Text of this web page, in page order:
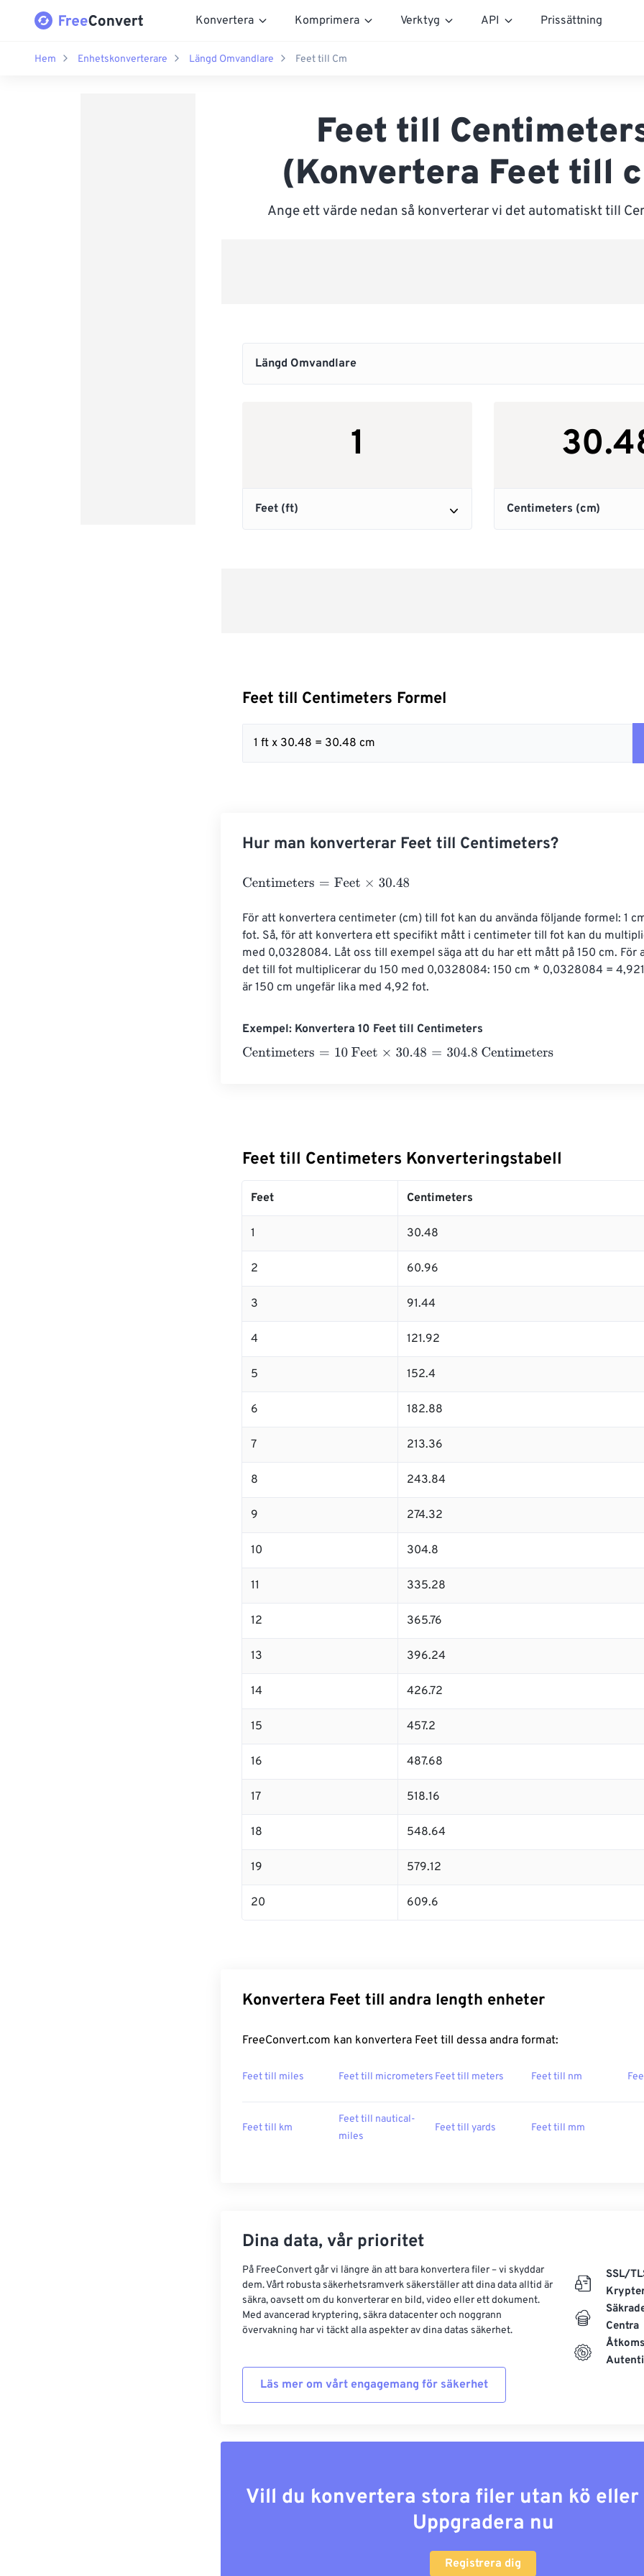
Konvertera Komprimera Verktyg API Prissättning
Hem Enhetskonverterare Längd Omvandlare Feet till Cm
Feet till
(Konvertera Feet till
Ange ett värde nedan så konverterar vi det automatiskt till
Feet till Centimeters Formel
1 ft x 30.48 = 30.48 cm
Hur man konverterar Feet till Centimeters?
Centimeters= Feet×30.48
För att konvertera centimeter (cm) till fot kan du använda följande formel: 1
fot. Så, för att konvertera ett specifikt mått i centimeter till fot kan du
med 0,0328084. Låt oss till exempel säga att du har ett mått på 150 cm. För
det till fot multiplicerar du 150 med 0,0328084: 150 cm * 0,0328084 =
är 150 cm ungefär lika med 4,92 fot.
Exempel: Konvertera 10 Feet till Centimeters
Centimeters= 10 Feet ×30.48 =304.8 Centimeters
Feet till Centimeters Konverteringstabell
Feet Centimeters
1 30.48
2 60.96
3 91.44
4 121.92
5 152.4
6 182.88
7 213.36
8 243.84
9 274.32
10 304.8
11 335.28
12 365.76
13 396.24
14 426.72
15 457.2
16 487.68
17 518.16
18 548.64
19 579.12
20 609.6
Konvertera Feet till andra length enheter
FreeConvert.com kan konvertera Feet till dessa andra format:
Feet till miles Feet till micrometers Feet till meters Feet till nm
Feet till km
Feet till nautical-
miles
Feet till yards Feet till mm
Dina data, vår prioritet
På FreeConvert går vi längre än att bara konvertera filer – vi skyddar
dem. Vårt robusta säkerhetsramverk säkerställer att dina data alltid är
säkra, oavsett om du konverterar en bild, video eller ett dokument.
Med avancerad kryptering, säkra datacenter och noggrann
övervakning har vi täckt alla aspekter av dina datas säkerhet.
Läs mer om vårt engagemang för säkerhet
SSL/
Centra
Vill du konvertera stora filer utan kö eller
Uppgradera nu
Registrera dig